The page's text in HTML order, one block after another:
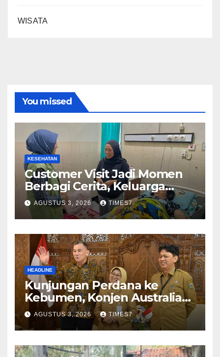
WISATA
You missed
KESEHATAN
Customer Visit Jadi Momen
Berbagi Cerita, Keluarga
Nurhayati Rasakan Manfaat
NyataProgram JKN
AGUSTUS 3, 2026 TIMES7
HEADLINE
Kunjungan Perdana ke
Kebumen, Konjen Australia
Jajaki Kerja Sama Pariwisata
hingga Pendidikan
AGUSTUS 3, 2026 TIMES7